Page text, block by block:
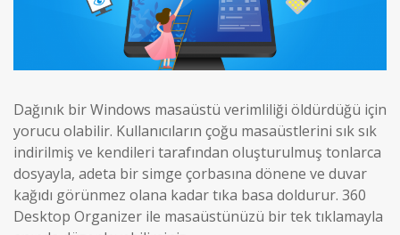
Dağınık bir Windows masaüstü verimliliği öldürdüğü için
yorucu olabilir. Kullanıcıların çoğu masaüstlerini sık sık
indirilmiş ve kendileri tarafından oluşturulmuş tonlarca
dosyayla, adeta bir simge çorbasına dönene ve duvar
kağıdı görünmez olana kadar tıka basa doldurur. 360
Desktop Organizer ile masaüstünüzü bir tek tıklamayla